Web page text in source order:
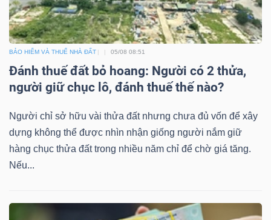
BẢO HIỂM VÀ THUẾ NHÀ ĐẤT 05/08 08:51
Đánh thuế đất bỏ hoang: Người có 2 thửa,
người giữ chục lô, đánh thuế thế nào?
Người chỉ sở hữu vài thửa đất nhưng chưa đủ vốn để xây
dựng không thể được nhìn nhận giống người nắm giữ
hàng chục thửa đất trong nhiều năm chỉ để chờ giá tăng.
Nếu...
Sách
tài